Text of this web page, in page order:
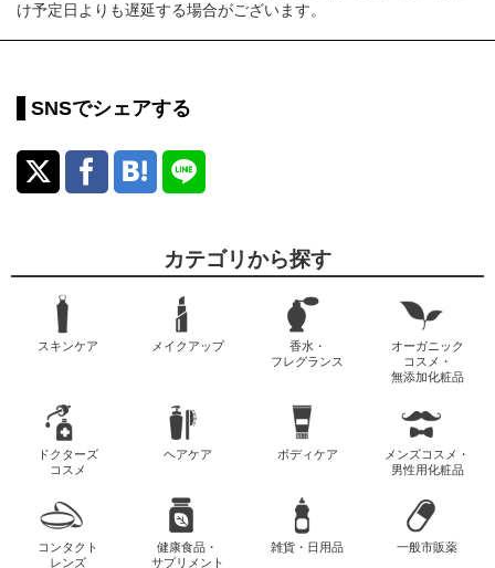
け予定日よりも遅延する場合がございます。
SNSでシェアする
カテゴリから探す
スキンケア メイクアップ
香水・
フレグランス
オーガニック
コスメ・
無添加化粧品
ドクターズ
コスメ
ヘアケア ボディケア
メンズコスメ・
男性用化粧品
コンタクト
レンズ
健康食品・
サプリメント
雑貨・日用品 一般市販薬